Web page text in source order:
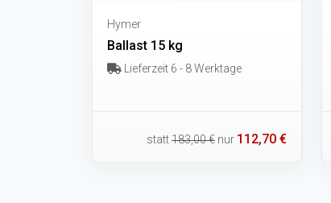
Hymer
Ballast 15 kg
Lieferzeit 6 - 8 Werktage
statt183,00 € nur 112,70 €